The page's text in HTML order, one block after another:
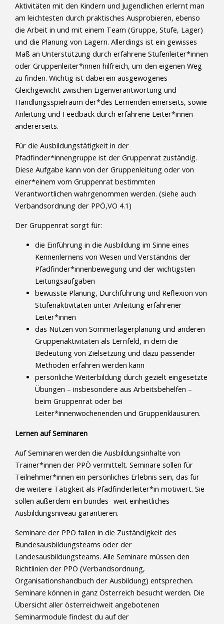
Aktivitäten mit den Kindern und Jugendlichen erlernt man
am leichtesten durch praktisches Ausprobieren, ebenso
die Arbeit in und mit einem Team (Gruppe, Stufe, Lager)
und die Planung von Lagern. Allerdings ist ein gewisses
Maß an Unterstützung durch erfahrene Stufenleiter*innen
oder Gruppenleiter*innen hilfreich, um den eigenen Weg
zu finden. Wichtig ist dabei ein ausgewogenes
Gleichgewicht zwischen Eigenverantwortung und
Handlungsspielraum der*des Lernenden einerseits, sowie
Anleitung und Feedback durch erfahrene Leiter*innen
andererseits.
Für die Ausbildungstätigkeit in der
Pfadfinder*innengruppe ist der Gruppenrat zuständig.
Diese Aufgabe kann von der Gruppenleitung oder von
einer*einem vom Gruppenrat bestimmten
Verantwortlichen wahrgenommen werden. (siehe auch
Verbandsordnung der PPÖ,VO 4.1)
Der Gruppenrat sorgt für:
die Einführung in die Ausbildung im Sinne eines
Kennenlernens von Wesen und Verständnis der
Pfadfinder*innenbewegung und der wichtigsten
Leitungsaufgaben
bewusste Planung, Durchführung und Reflexion von
Stufenaktivitäten unter Anleitung erfahrener
Leiter*innen
das Nützen von Sommerlagerplanung und anderen
Gruppenaktivitäten als Lernfeld, in dem die
Bedeutung von Zielsetzung und dazu passender
Methoden erfahren werden kann
persönliche Weiterbildung durch gezielt eingesetzte
Übungen – insbesondere aus Arbeitsbehelfen –
beim Gruppenrat oder bei
Leiter*innenwochenenden und Gruppenklausuren.
Lernen auf Seminaren
Auf Seminaren werden die Ausbildungsinhalte von
Trainer*innen der PPÖ vermittelt. Seminare sollen für
Teilnehmer*innen ein persönliches Erlebnis sein, das für
die weitere Tätigkeit als Pfadfinderleiter*in motiviert. Sie
sollen außerdem ein bundes- weit einheitliches
Ausbildungsniveau garantieren.
Seminare der PPÖ fallen in die Zuständigkeit des
Bundesausbildungsteams oder der
Landesausbildungsteams. Alle Seminare müssen den
Richtlinien der PPÖ (Verbandsordnung,
Organisationshandbuch der Ausbildung) entsprechen.
Seminare können in ganz Österreich besucht werden. Die
Übersicht aller österreichweit angebotenen
Seminarmodule findest du auf der